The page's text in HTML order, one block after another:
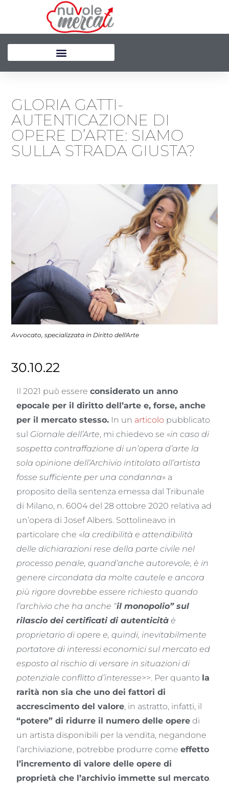
GLORIA GATTI-
AUTENTICAZIONE DI
OPERE D’ARTE: SIAMO
SULLA STRADA GIUSTA?
Avvocato, specializzata in Diritto dell'Arte
30.10.22
Il 2021 può essereconsiderato un anno
epocale per il diritto dell’arte e, forse, anche
per il mercato stesso. In un articolo pubblicato
sul Giornale dell’Arte, mi chiedevo se «in caso di
sospetta contraffazione di un’opera d’arte la
sola opinione dell’Archivio intitolato all’artista
fosse sufficiente per una condanna» a
proposito della sentenza emessa dal Tribunale
di Milano, n. 6004 del 28 ottobre 2020 relativa ad
un’opera di Josef Albers. Sottolineavo in
particolare che «la credibilità e attendibilità
delle dichiarazioni rese della parte civile nel
processo penale, quand’anche autorevole, è in
genere circondata da molte cautele e ancora
più rigore dovrebbe essere richiesto quando
l’archivio che ha anche “il monopolio” sul
rilascio dei certificati di autenticità è
proprietario di opere e, quindi, inevitabilmente
portatore di interessi economici sul mercato ed
esposto al rischio di versare in situazioni di
potenziale conflitto d’interesse>>. Per quanto la
rarità non sia che uno dei fattori di
accrescimento del valore, in astratto, infatti, il
“potere” di ridurre il numero delle opere di
un artista disponibili per la vendita, negandone
l’archiviazione, potrebbe produrre comeeffetto
l’incremento di valore delle opere di
proprietà che l’archivio immette sul mercato.